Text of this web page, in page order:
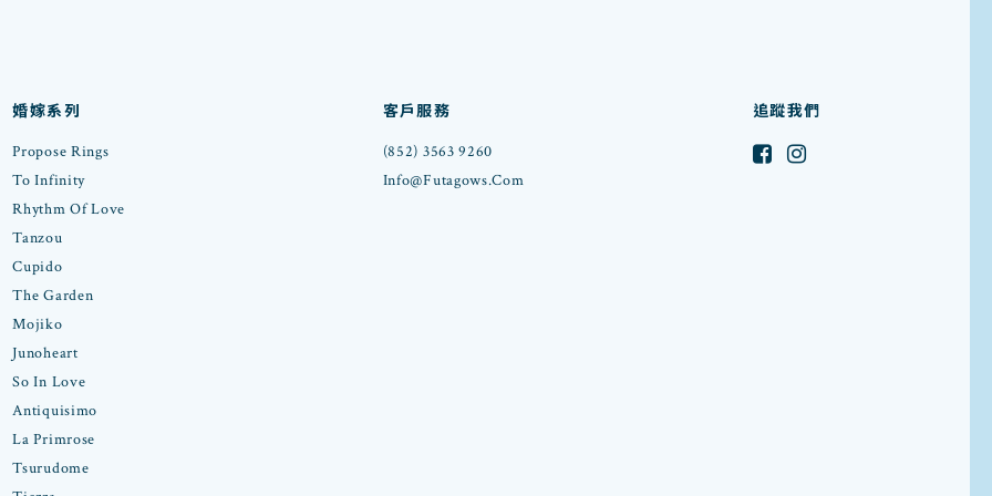
婚嫁系列 客戶服務
追蹤我們
Propose Rings
To Infinity
Rhythm Of Love
Tanzou
Cupido
The Garden
Mojiko
Junoheart
So In Love
Antiquisimo
La Primrose
Tsurudome
(852) 3563 9260
Info@futagows.com